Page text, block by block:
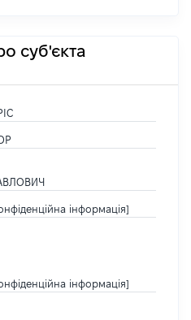
суб'єкта
інформація]
інформація]